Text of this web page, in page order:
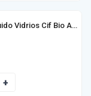
Limpiador Liquido Vidrios Cif Bio Active Repuesto 450ml